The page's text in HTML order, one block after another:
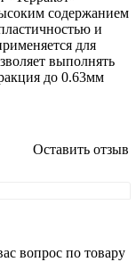
содержанием
и
для
выполнять
до 0.63мм
Оставить отзыв
вопрос по товару